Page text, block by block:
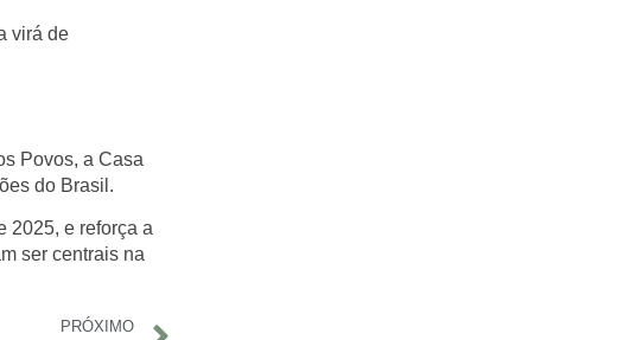
virá de
Povos, a Casa
do Brasil.
2025, e reforça a
ser centrais na
PRÓXIMO